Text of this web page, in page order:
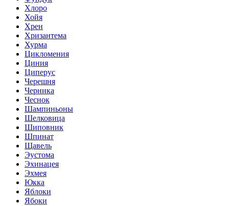
Хлоро
Хойя
Хрен
Хризантема
Хурма
Цикломения
Циния
Циперус
Черешня
Черника
Чеснок
Шампиньоны
Шелковица
Шиповник
Шпинат
Щавель
Эустома
Эхинацея
Эхмея
Юкка
Яблоки
Ябоки